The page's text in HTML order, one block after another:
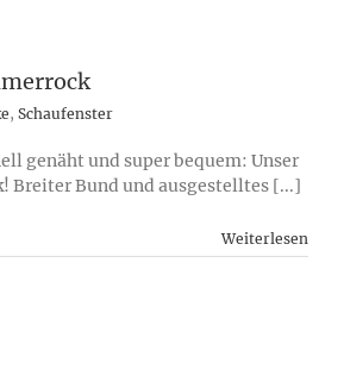
, Schaufenster
genäht und super bequem: Unser
Breiter Bund und ausgestelltes [...]
Weiterlesen